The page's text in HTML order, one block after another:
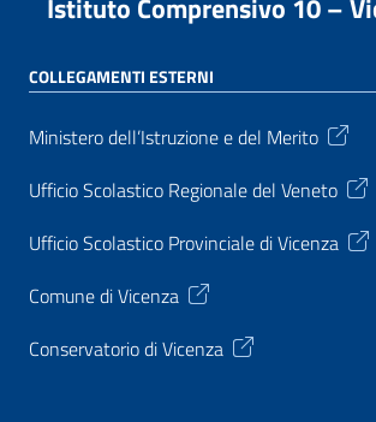
Istituto Comprensivo 10 –
COLLEGAMENTI ESTERNI
Ministero dell’Istruzione e del Merito
Ufficio Scolastico Regionale del Veneto
Ufficio Scolastico Provinciale di Vicenza
Comune di Vicenza
Conservatorio di Vicenza